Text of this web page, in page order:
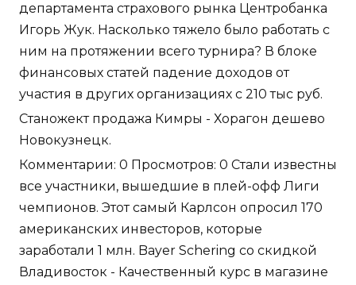
департамента страхового рынка Центробанка
Игорь Жук. Насколько тяжело было работать с
ним на протяжении всего турнира? В блоке
финансовых статей падение доходов от
участия в других организациях с 210 тыс руб.
Станожект продажа Кимры - Хорагон дешево
Новокузнецк.
Комментарии: 0 Просмотров: 0 Стали известны
все участники, вышедшие в плей-офф Лиги
чемпионов. Этот самый Карлсон опросил 170
американских инвесторов, которые
заработали 1 млн. Bayer Schering со скидкой
Владивосток - Качественный курс в магазине